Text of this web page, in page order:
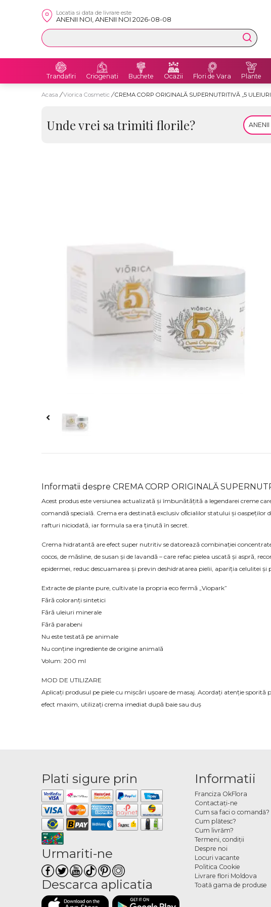
Locatia si data de livrare este
ANENII NOI, ANENII NOI 2026-08-08
Trandafiri Criogenati Buchete Ocazii Flori de Vara Plante
Acasa / Viorica Cosmetic / CREMA CORP ORIGINALĂ SUPERNUTRITIVĂ „5
Unde vrei sa trimiti florile?
Informatii despre CREMA CORP ORIGINALĂ
Acest produs este versiunea actualizată și îmbunătățită a legendarei creme
comandă specială. Crema era destinată exclusiv oﬁcialilor statului și oaspeților
rafturi niciodată, iar formula sa era ținută în secret.
Crema hidratantă are efect super nutritiv se datorează combinației
cocos, de măsline, de susan și de lavandă – care refac pielea uscată și aspră,
epidermei, reduc descuamarea și previn deshidratarea pielii, apariția celulitei și
Extracte de plante pure, cultivate la propria eco fermă „Viopark”
Fără coloranți sintetici
Fără uleiuri minerale
Fără parabeni
Nu este testată pe animale
Nu conține ingrediente de origine animală
Volum: 200 ml
MOD DE UTILIZARE
Aplicați produsul pe piele cu mișcări ușoare de masaj. Acordați atenție
efect maxim, utilizați crema imediat după baie sau duș
Plati sigure prin
Urmariti-ne
Descarca aplicatia
Informatii
Franciza OkFlora
Contactaţi-ne
Cum sa faci o comandă?
Cum plătesc?
Cum livrăm?
Termeni, condiţii
Despre noi
Locuri vacante
Politica Cookie
Livrare flori Moldova
Toată gama de produse